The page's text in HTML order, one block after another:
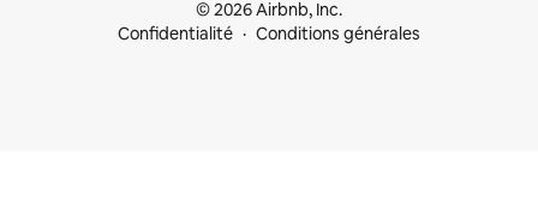
© 2026 Airbnb, Inc.
Confidentialité
Conditions générales